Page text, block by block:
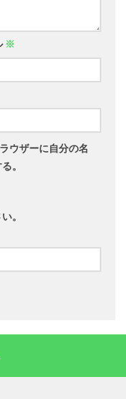
※
ウザーに自分の名
。
。